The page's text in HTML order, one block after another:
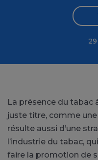
La présence du tabac
juste titre, comme
résulte aussi d’une
l’industrie du tabac,
faire la promotion de